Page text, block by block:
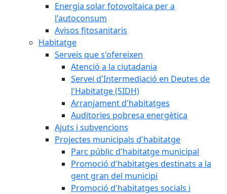
Energia solar fotovoltaica per a
l'autoconsum
Avisos fitosanitaris
Habitatge
Serveis que s'ofereixen
Atenció a la ciutadania
Servei d'Intermediació en Deutes de
l'Habitatge (SIDH)
Arranjament d'habitatges
Auditories pobresa energètica
Ajuts i subvencions
Projectes municipals d'habitatge
Parc públic d'habitatge municipal
Promoció d'habitatges destinats a la
gent gran del municipi
Promoció d'habitatges socials i